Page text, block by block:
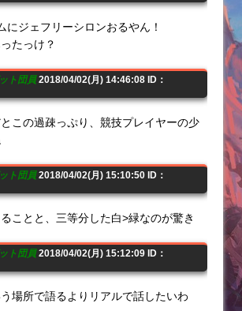
にジェフリーシロンおるやん！
たっけ？
ト団員2018/04/02(月) 14:46:08 ID：
この過疎っぷり、競技プレイヤーの少
ト団員2018/04/02(月) 15:10:50 ID：
ことと、三等分した白>緑なのが驚き
ト団員2018/04/02(月) 15:12:09 ID：
場所で語るよりリアルで話したいわ